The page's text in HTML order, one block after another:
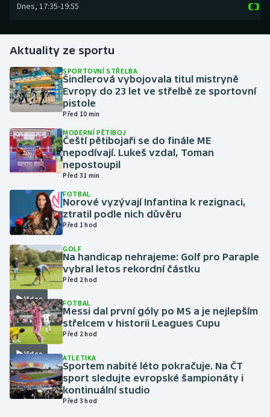
Golf
Gymnastika
Házená
Jezdectví
Judo
Krasobruslení
Lezení
Lyže a snowboard
Moderní pětiboj
Motorsport
Olympijské hry
Parasport
Plavání
Dnes, 17:35-19:55
Aktuality ze sportu
SPORTOVNÍ STŘELBA
Šindlerová vybojovala titul mistryně
Evropy do 23 let ve střelbě ze sportovní
pistole
Před 10 min
MODERNÍ PĚTIBOJ
Čeští pětibojaři se do finále ME
nepodívají. Lukeš vzdal, Toman
nepostoupil
Před 31 min
FOTBAL
Norové vyzývají Infantina k rezignaci,
ztratil podle nich důvěru
Před 1 hod
Video
GOLF
Na handicap nehrajeme: Golf pro Paraple
vybral letos rekordní částku
Před 2 hod
Video
FOTBAL
Messi dal první góly po MS a je nejlepším
střelcem v historii Leagues Cupu
Před 2 hod
ATLETIKA
Sportem nabité léto pokračuje. Na ČT
sport sledujte evropské šampionáty i
kontinuální studio
Před 3 hod